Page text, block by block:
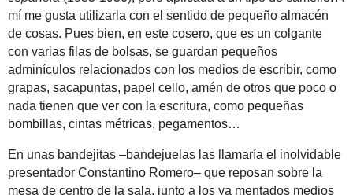
mí me gusta utilizarla con el sentido de pequeño almacén
de cosas. Pues bien, en este cosero, que es un colgante
con varias filas de bolsas, se guardan pequeños
adminículos relacionados con los medios de escribir, como
grapas, sacapuntas, papel cello, amén de otros que poco o
nada tienen que ver con la escritura, como pequeñas
bombillas, cintas métricas, pegamentos…
En unas bandejitas –bandejuelas las llamaría el inolvidable
presentador Constantino Romero– que reposan sobre la
mesa de centro de la sala, junto a los ya mentados medios